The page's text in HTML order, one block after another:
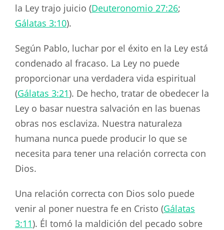
la Ley trajo juicio (Deuteronomio 27:26;
Gálatas 3:10).
Según Pablo, luchar por el éxito en la Ley está
condenado al fracaso. La Ley no puede
proporcionar una verdadera vida espiritual
(Gálatas 3:21). De hecho, tratar de obedecer la
Ley o basar nuestra salvación en las buenas
obras nos esclaviza. Nuestra naturaleza
humana nunca puede producir lo que se
necesita para tener una relación correcta con
Dios.
Una relación correcta con Dios solo puede
venir al poner nuestra fe en Cristo (Gálatas
3:11). Él tomó la maldición del pecado sobre